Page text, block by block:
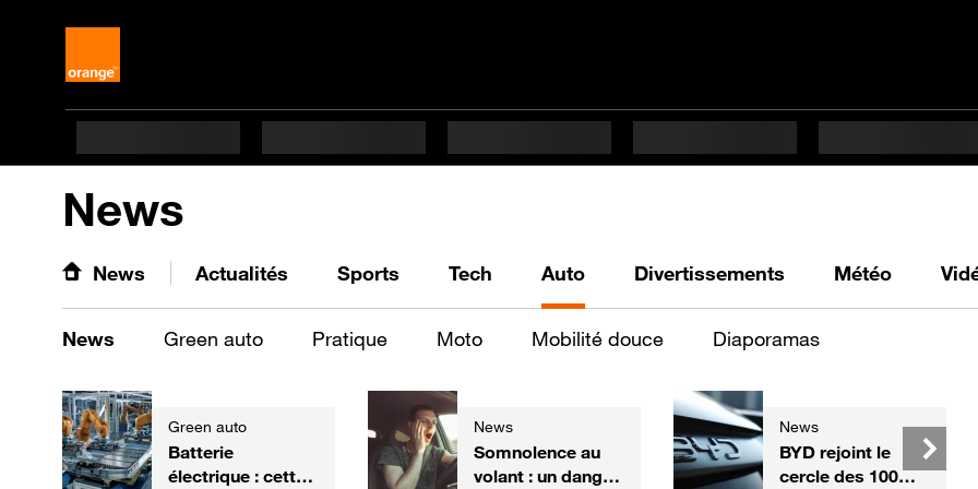
News
News Actualités Sports Tech Auto Divertissements Météo
News Green auto Pratique Moto Mobilité douce Diaporamas
Green auto
Batterie
électrique : cette
News
Somnolence au
volant : un danger
News
BYD rejoint le
cercle des 100